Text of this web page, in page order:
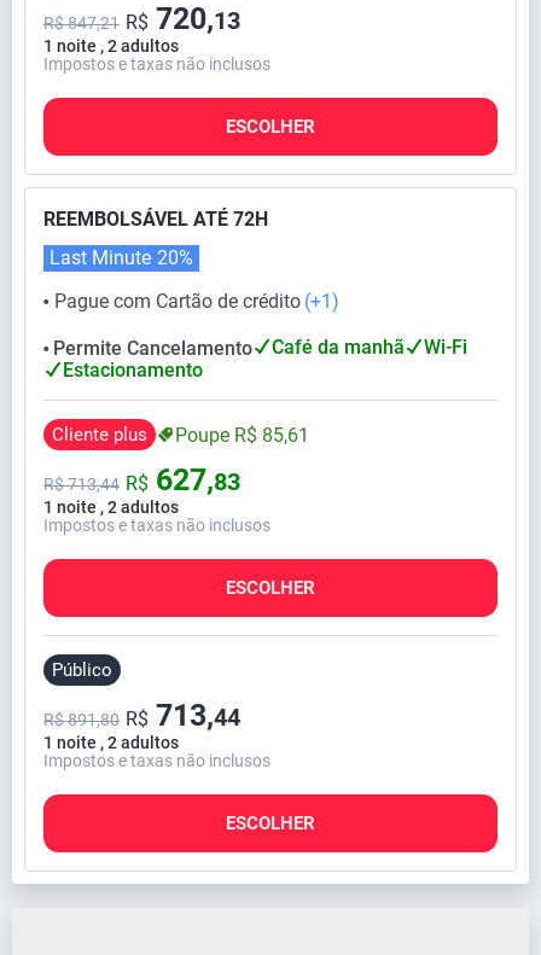
1 noite , 2 adultos
R$ 847,21 R$ 720,13
Impostos e taxas não inclusos
ESCOLHER
REEMBOLSÁVEL ATÉ 72H
⬤ Pague com Cartão de crédito (+1)
Last Minute 20%
⬤ Permite Cancelamento Café da manhã
Wi-Fi
Estacionamento
Cliente plus Poupe R$ 85,61
1 noite , 2 adultos
R$713,44 R$ 627,83
Impostos e taxas não inclusos
ESCOLHER
Público
1 noite , 2 adultos
R$ 891,80 R$ 713,44
Impostos e taxas não inclusos
ESCOLHER